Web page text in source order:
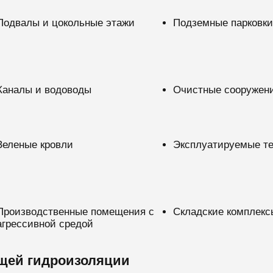
и цокольные этажи Подземные
и водоводы Очистные
кровли Эксплуатируемые
помещения с
средой
Складские
гидроизоляции